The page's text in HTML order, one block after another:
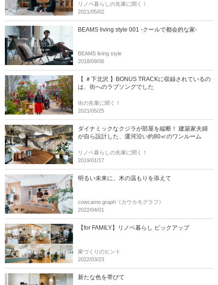
リノベ暮らしの先輩に聞く！
2021/05/02
BEAMS living style 001 -クールで都会的な家-
BEAMS living style
2018/09/06
【 ＃下北沢 】BONUS TRACKに収録されているの
は、街へのラブソングでした
街の先輩に聞く！
2021/05/25
ダイナミックなクジラが部屋を縦断！ 建築家夫婦
が自ら設計した、運河沿い約80㎡のワンルーム
リノベ暮らしの先輩に聞く！
2019/01/17
明るい未来に、木の温もりを添えて
cowcamo graph《カウカモグラフ》
2022/04/01
【for FAMILY】リノベ暮らし ピックアップ
家づくりのヒント
2022/03/23
新たな色を帯びて